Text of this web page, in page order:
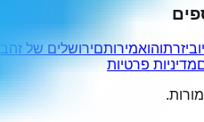
ביזרתוהואמירותםירושלים של זהב
מדיניות פרטיות